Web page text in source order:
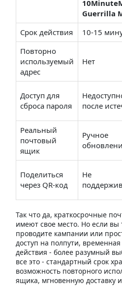
Guerrilla
Срок действия 10-15
Повторно
используемый
адрес
Нет
Доступ для
сброса пароля
после
Реальный
почтовый
ящик
Ручное
Поделиться
через QR-код
Не
Так что да, краткосрочные
имеют свое место. Но если вы
проводите кампании или
доступ на полпути,
действия - более разумный
все это - стандартный срок
возможность повторного
ящика, мгновенную доставку